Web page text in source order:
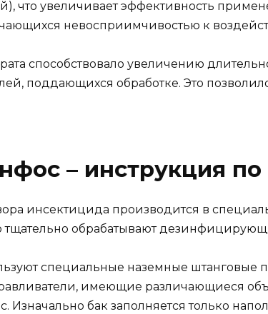
что увеличивает эффективность
невосприимчивостью к
способствовало увеличению
поддающихся обработке. Это
– инструкция
инсектицида производится в
тщательно обрабатывают
специальные наземные штанговые
имеющие различающиеся
бак заполняется только